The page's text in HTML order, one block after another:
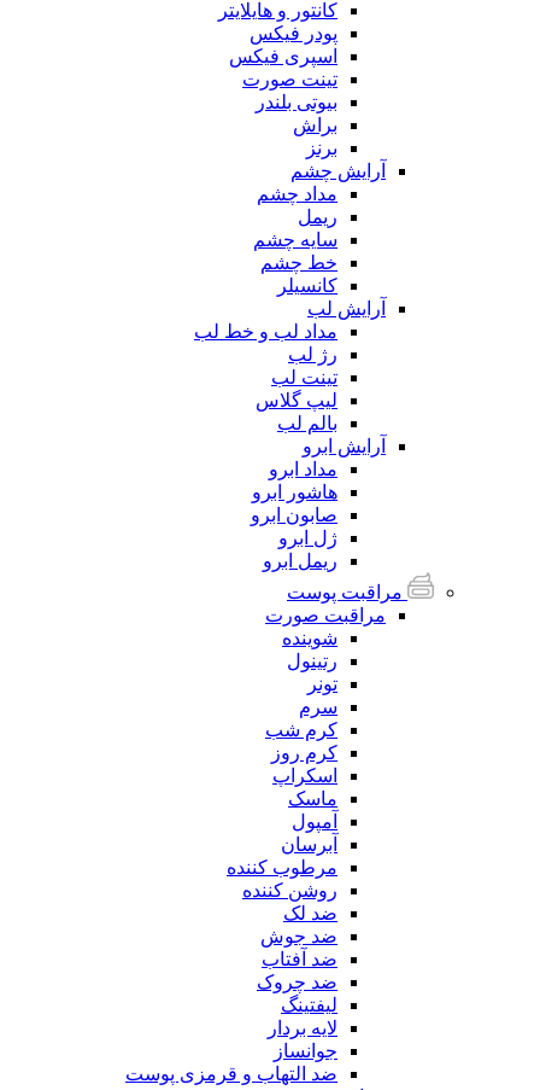
کانتور و هایلایتر
پودر فیکس
اسپری فیکس
تینت صورت
بیوتی بلندر
براش
برنز
آرایش چشم
مداد چشم
ریمل
سایه چشم
خط چشم
کانسیلر
آرایش لب
مداد لب و خط لب
رژ لب
تینت لب
لیپ گلاس
بالم لب
آرایش ابرو
مداد ابرو
هاشور ابرو
صابون ابرو
ژل ابرو
ریمل ابرو
مراقبت پوست
مراقبت صورت
شوینده
رتینول
تونر
سرم
کرم شب
کرم روز
اسکراپ
ماسک
آمپول
آبرسان
مرطوب کننده
روشن کننده
ضد لک
ضد جوش
ضد آفتاب
ضد چروک
لیفتینگ
لایه بردار
جوانساز
ضد التهاب و قرمزی پوست